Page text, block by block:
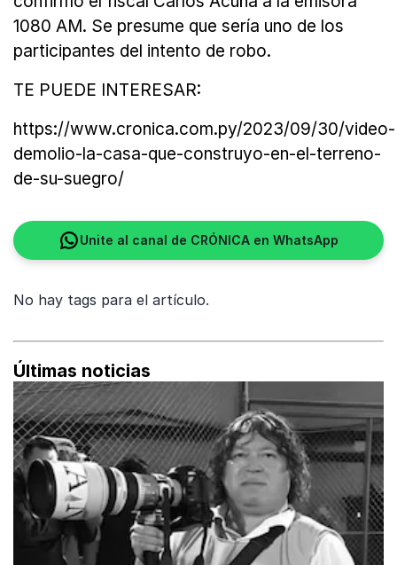
1080 AM. Se presume que sería uno de los
participantes del intento de robo.
TE PUEDE INTERESAR:
https://www.cronica.com.py/2023/09/30/video-
demolio-la-casa-que-construyo-en-el-terreno-
de-su-suegro/
Unite al canal de CRÓNICA en WhatsApp
No hay tags para el artículo.
Últimas noticias